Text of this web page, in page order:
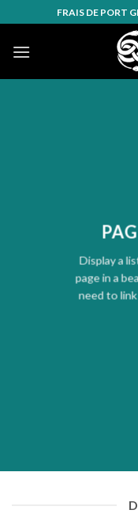
to
content
FRAIS DE PORT
Display a
page in a
need to